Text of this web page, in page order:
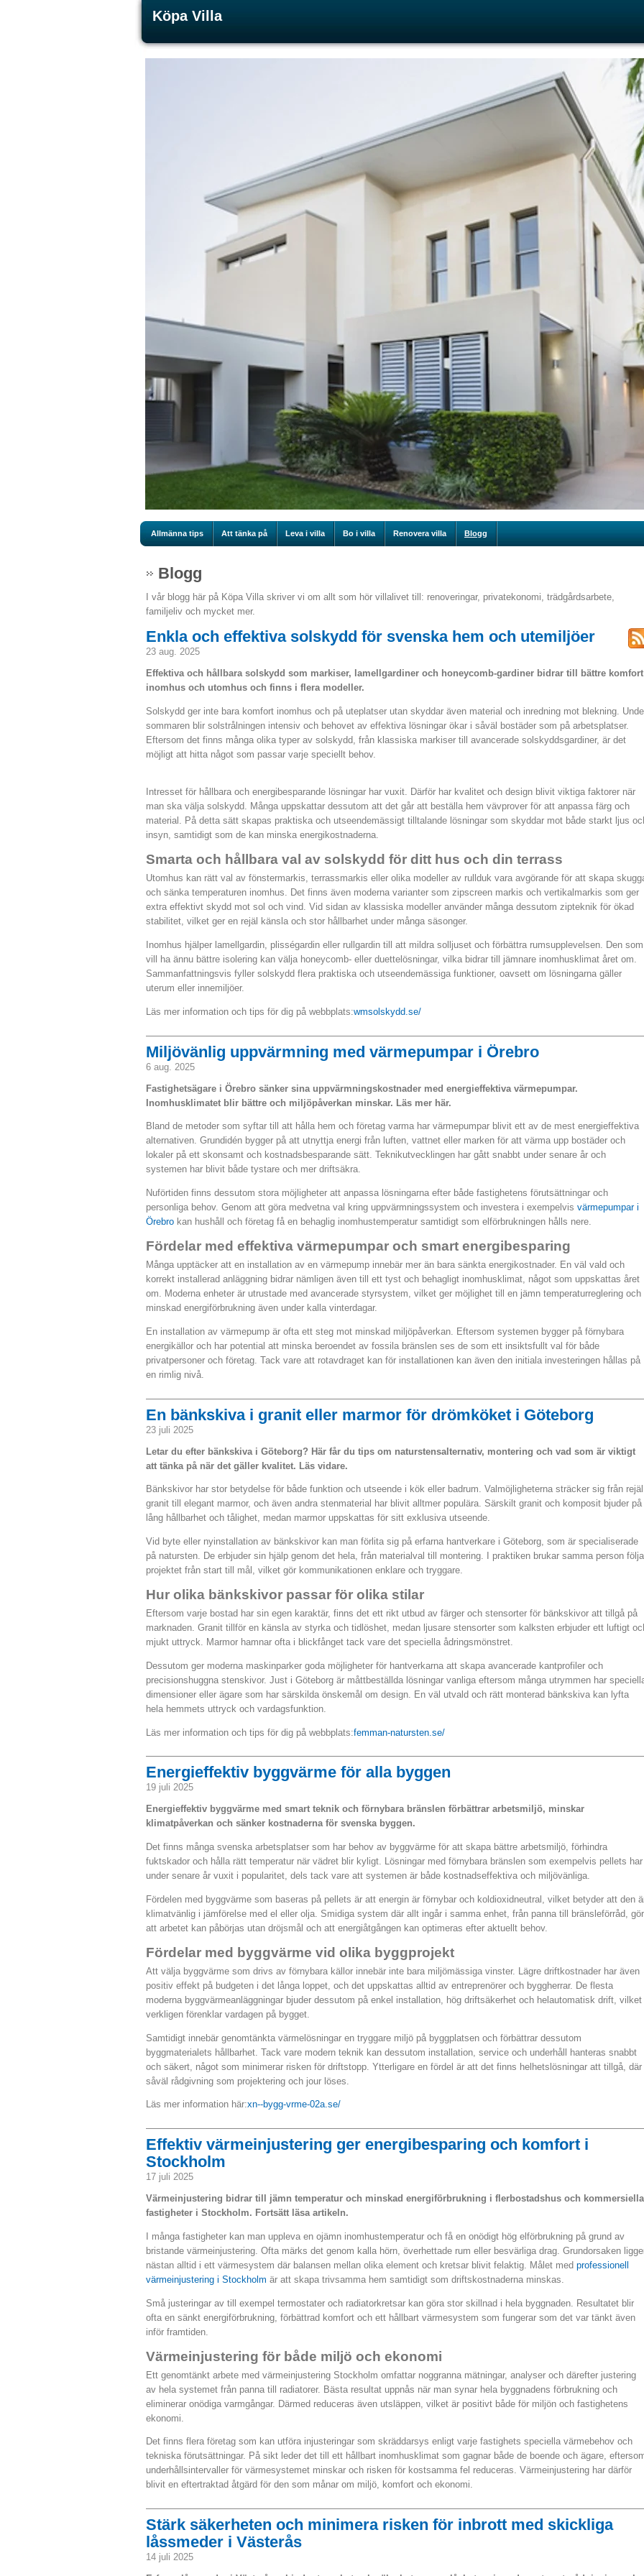
Köpa Villa
Allmänna tips Att tänka på Leva i villa Bo i villa Renovera villa Blogg
Blogg
I vår blogg här på Köpa Villa skriver vi om allt som hör villalivet till: renoveringar, privatekonomi, trädgårdsarbete,
familjeliv och mycket mer.
Enkla och effektiva solskydd för svenska hem och utemiljöer
23 aug. 2025
Effektiva och hållbara solskydd som markiser, lamellgardiner och honeycomb-gardiner bidrar till bättre komfort
inomhus och utomhus och finns i flera modeller.
Solskydd ger inte bara komfort inomhus och på uteplatser utan skyddar även material och inredning mot blekning.
sommaren blir solstrålningen intensiv och behovet av effektiva lösningar ökar i såväl bostäder som på arbetsplatser.
Eftersom det finns många olika typer av solskydd, från klassiska markiser till avancerade solskyddsgardiner, är det
möjligt att hitta något som passar varje speciellt behov.
Intresset för hållbara och energibesparande lösningar har vuxit. Därför har kvalitet och design blivit viktiga faktorer när
man ska välja solskydd. Många uppskattar dessutom att det går att beställa hem vävprover för att anpassa färg och
material. På detta sätt skapas praktiska och utseendemässigt tilltalande lösningar som skyddar mot både starkt ljus
insyn, samtidigt som de kan minska energikostnaderna.
Smarta och hållbara val av solskydd för ditt hus och din terrass
Utomhus kan rätt val av fönstermarkis, terrassmarkis eller olika modeller av rullduk vara avgörande för att skapa
och sänka temperaturen inomhus. Det finns även moderna varianter som zipscreen markis och vertikalmarkis som ger
extra effektivt skydd mot sol och vind. Vid sidan av klassiska modeller använder många dessutom zipteknik för ökad
stabilitet, vilket ger en rejäl känsla och stor hållbarhet under många säsonger.
Inomhus hjälper lamellgardin, plisségardin eller rullgardin till att mildra solljuset och förbättra rumsupplevelsen. Den som
vill ha ännu bättre isolering kan välja honeycomb- eller duettelösningar, vilka bidrar till jämnare inomhusklimat året om.
Sammanfattningsvis fyller solskydd flera praktiska och utseendemässiga funktioner, oavsett om lösningarna gäller
uterum eller innemiljöer.
Läs mer information och tips för dig på webbplats:wmsolskydd.se/
Miljövänlig uppvärmning med värmepumpar i Örebro
6 aug. 2025
Fastighetsägare i Örebro sänker sina uppvärmningskostnader med energieffektiva värmepumpar.
Inomhusklimatet blir bättre och miljöpåverkan minskar. Läs mer här.
Bland de metoder som syftar till att hålla hem och företag varma har värmepumpar blivit ett av de mest energieffektiva
alternativen. Grundidén bygger på att utnyttja energi från luften, vattnet eller marken för att värma upp bostäder och
lokaler på ett skonsamt och kostnadsbesparande sätt. Teknikutvecklingen har gått snabbt under senare år och
systemen har blivit både tystare och mer driftsäkra.
Nuförtiden finns dessutom stora möjligheter att anpassa lösningarna efter både fastighetens förutsättningar och
personliga behov. Genom att göra medvetna val kring uppvärmningssystem och investera i exempelvis värmepumpar i
Örebro kan hushåll och företag få en behaglig inomhustemperatur samtidigt som elförbrukningen hålls nere.
Fördelar med effektiva värmepumpar och smart energibesparing
Många upptäcker att en installation av en värmepump innebär mer än bara sänkta energikostnader. En väl vald och
korrekt installerad anläggning bidrar nämligen även till ett tyst och behagligt inomhusklimat, något som uppskattas året
om. Moderna enheter är utrustade med avancerade styrsystem, vilket ger möjlighet till en jämn temperaturreglering och
minskad energiförbrukning även under kalla vinterdagar.
En installation av värmepump är ofta ett steg mot minskad miljöpåverkan. Eftersom systemen bygger på förnybara
energikällor och har potential att minska beroendet av fossila bränslen ses de som ett insiktsfullt val för både
privatpersoner och företag. Tack vare att rotavdraget kan för installationen kan även den initiala investeringen hållas på
en rimlig nivå.
En bänkskiva i granit eller marmor för drömköket i Göteborg
23 juli 2025
Letar du efter bänkskiva i Göteborg? Här får du tips om naturstensalternativ, montering och vad som är viktigt
att tänka på när det gäller kvalitet. Läs vidare.
Bänkskivor har stor betydelse för både funktion och utseende i kök eller badrum. Valmöjligheterna sträcker sig från rejäl
granit till elegant marmor, och även andra stenmaterial har blivit alltmer populära. Särskilt granit och komposit bjuder på
lång hållbarhet och tålighet, medan marmor uppskattas för sitt exklusiva utseende.
Vid byte eller nyinstallation av bänkskivor kan man förlita sig på erfarna hantverkare i Göteborg, som är specialiserade
på natursten. De erbjuder sin hjälp genom det hela, från materialval till montering. I praktiken brukar samma person följa
projektet från start till mål, vilket gör kommunikationen enklare och tryggare.
Hur olika bänkskivor passar för olika stilar
Eftersom varje bostad har sin egen karaktär, finns det ett rikt utbud av färger och stensorter för bänkskivor att tillgå på
marknaden. Granit tillför en känsla av styrka och tidlöshet, medan ljusare stensorter som kalksten erbjuder ett luftigt
mjukt uttryck. Marmor hamnar ofta i blickfånget tack vare det speciella ådringsmönstret.
Dessutom ger moderna maskinparker goda möjligheter för hantverkarna att skapa avancerade kantprofiler och
precisionshuggna stenskivor. Just i Göteborg är måttbeställda lösningar vanliga eftersom många utrymmen har
dimensioner eller ägare som har särskilda önskemål om design. En väl utvald och rätt monterad bänkskiva kan lyfta
hela hemmets uttryck och vardagsfunktion.
Läs mer information och tips för dig på webbplats:femman-natursten.se/
Energieffektiv byggvärme för alla byggen
19 juli 2025
Energieffektiv byggvärme med smart teknik och förnybara bränslen förbättrar arbetsmiljö, minskar
klimatpåverkan och sänker kostnaderna för svenska byggen.
Det finns många svenska arbetsplatser som har behov av byggvärme för att skapa bättre arbetsmiljö, förhindra
fuktskador och hålla rätt temperatur när vädret blir kyligt. Lösningar med förnybara bränslen som exempelvis pellets har
under senare år vuxit i popularitet, dels tack vare att systemen är både kostnadseffektiva och miljövänliga.
Fördelen med byggvärme som baseras på pellets är att energin är förnybar och koldioxidneutral, vilket betyder att den
klimatvänlig i jämförelse med el eller olja. Smidiga system där allt ingår i samma enhet, från panna till bränsleförråd, gör
att arbetet kan påbörjas utan dröjsmål och att energiåtgången kan optimeras efter aktuellt behov.
Fördelar med byggvärme vid olika byggprojekt
Att välja byggvärme som drivs av förnybara källor innebär inte bara miljömässiga vinster. Lägre driftkostnader har även
positiv effekt på budgeten i det långa loppet, och det uppskattas alltid av entreprenörer och byggherrar. De flesta
moderna byggvärmeanläggningar bjuder dessutom på enkel installation, hög driftsäkerhet och helautomatisk drift, vilket
verkligen förenklar vardagen på bygget.
Samtidigt innebär genomtänkta värmelösningar en tryggare miljö på byggplatsen och förbättrar dessutom
byggmaterialets hållbarhet. Tack vare modern teknik kan dessutom installation, service och underhåll hanteras snabbt
och säkert, något som minimerar risken för driftstopp. Ytterligare en fördel är att det finns helhetslösningar att tillgå, där
såväl rådgivning som projektering och jour löses.
Läs mer information här:xn--bygg-vrme-02a.se/
Effektiv värmeinjustering ger energibesparing och komfort i
Stockholm
17 juli 2025
Värmeinjustering bidrar till jämn temperatur och minskad energiförbrukning i flerbostadshus och kommersiella
fastigheter i Stockholm. Fortsätt läsa artikeln.
I många fastigheter kan man uppleva en ojämn inomhustemperatur och få en onödigt hög elförbrukning på grund av
bristande värmeinjustering. Ofta märks det genom kalla hörn, överhettade rum eller besvärliga drag. Grundorsaken
nästan alltid i ett värmesystem där balansen mellan olika element och kretsar blivit felaktig. Målet med professionell
värmeinjustering i Stockholm är att skapa trivsamma hem samtidigt som driftskostnaderna minskas.
Små justeringar av till exempel termostater och radiatorkretsar kan göra stor skillnad i hela byggnaden. Resultatet blir
ofta en sänkt energiförbrukning, förbättrad komfort och ett hållbart värmesystem som fungerar som det var tänkt även
inför framtiden.
Värmeinjustering för både miljö och ekonomi
Ett genomtänkt arbete med värmeinjustering Stockholm omfattar noggranna mätningar, analyser och därefter justering
av hela systemet från panna till radiatorer. Bästa resultat uppnås när man synar hela byggnadens förbrukning och
eliminerar onödiga varmgångar. Därmed reduceras även utsläppen, vilket är positivt både för miljön och fastighetens
ekonomi.
Det finns flera företag som kan utföra injusteringar som skräddarsys enligt varje fastighets speciella värmebehov och
tekniska förutsättningar. På sikt leder det till ett hållbart inomhusklimat som gagnar både de boende och ägare,
underhållsintervaller för värmesystemet minskar och risken för kostsamma fel reduceras. Värmeinjustering har därför
blivit en eftertraktad åtgärd för den som månar om miljö, komfort och ekonomi.
Stärk säkerheten och minimera risken för inbrott med skickliga
låssmeder i Västerås
14 juli 2025